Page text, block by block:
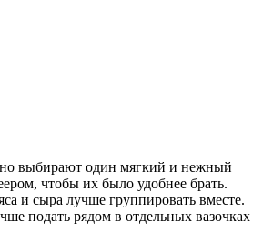
выбирают один мягкий и нежный
чтобы их было удобнее брать.
и сыра лучше группировать вместе.
подать рядом в отдельных вазочках